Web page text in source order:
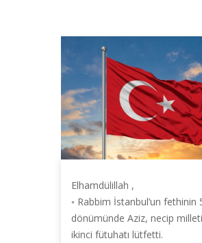
Elhamdülillah ,
◦ Rabbim İstanbul’un fethinin
dönümünde Aziz, necip
ikinci fütuhatı lütfetti.